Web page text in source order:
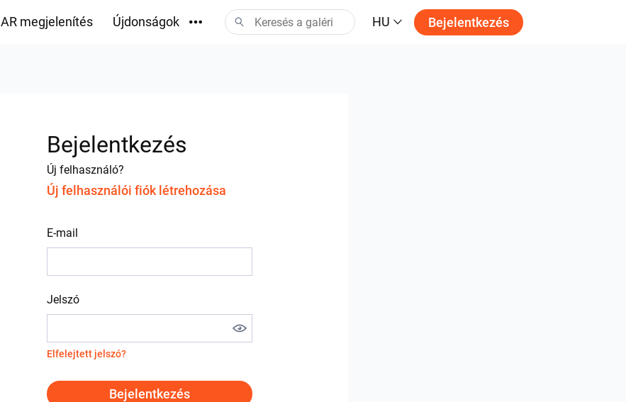
AR megjelenítés Újdonságok HU Bejelentkezés
Bejelentkezés
Új felhasználó?
Új felhasználói fiók létrehozása
E-mail
Jelszó
Elfelejtett jelszó?
Bejelentkezés